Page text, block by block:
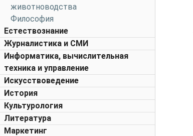
животноводства
Философия
Естествознание
Журналистика и СМИ
Информатика, вычислительная
техника и управление
Искусствоведение
История
Культурология
Литература
Маркетинг